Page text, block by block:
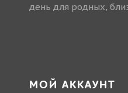
день для родных,
МОЙ АККАУНТ